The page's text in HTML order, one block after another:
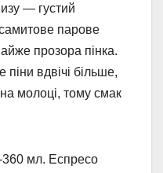
— густий
парове
прозора пінка.
піни вдвічі більше,
молоці, тому смак
мл. Еспресо